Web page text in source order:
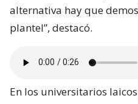
alternativa hay que
plantel”, destacó.
En los universitarios